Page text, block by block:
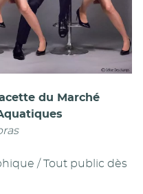
du Marché
/ Tout public dès